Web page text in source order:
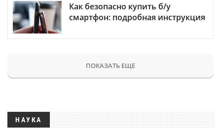
Как безопасно купить б/у
смартфон: подробная инструкция
ПОКАЗАТЬ ЕЩЕ
НАУКА